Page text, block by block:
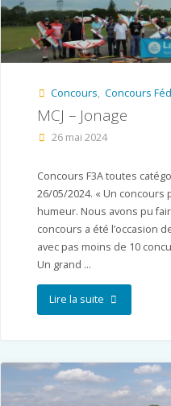
Médoc"
Concours, Concours
MCJ – Jonage
26 mai 2024
Concours F3A toutes
26/05/2024. « Un
humeur. Nous avons pu
concours a été l’occasion
avec pas moins de 10
Un grand …
Lire la suite"MCJ